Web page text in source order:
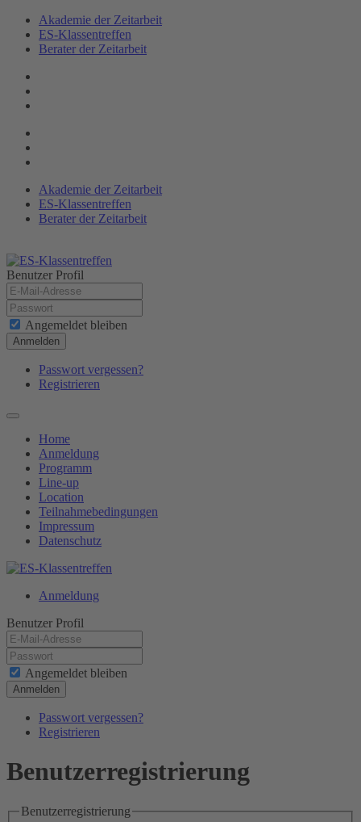
Akademie der Zeitarbeit
ES-Klassen­treffen
Berater der Zeitarbeit
Akademie der Zeitarbeit
ES-Klassentreffen
Berater der Zeitarbeit
Benutzer Profil
Angemeldet bleiben
Anmelden
Passwort vergessen?
Registrieren
Home
Anmeldung
Programm
Line-up
Location
Teilnahmebedingungen
Impressum
Datenschutz
Anmeldung
Benutzer Profil
Angemeldet bleiben
Anmelden
Passwort vergessen?
Registrieren
Benutzerregistrierung
Benutzerregistrierung